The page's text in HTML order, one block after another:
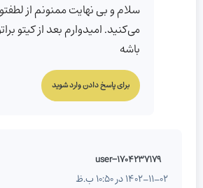
سلام و بی نهایت ممنونم از
می‌کنید. امیدوارم بعد از کیتو
باشه
برای پاسخ دادن وارد شوید
user-1704237179
1402-11-02 در 10:50 ب.ظ